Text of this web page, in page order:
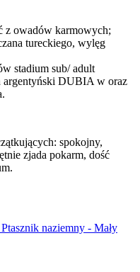
z owadów karmowych;
tureckiego, wylęg
stadium sub/ adult
argentyński DUBIA w oraz
spokojny,
zjada pokarm, dość